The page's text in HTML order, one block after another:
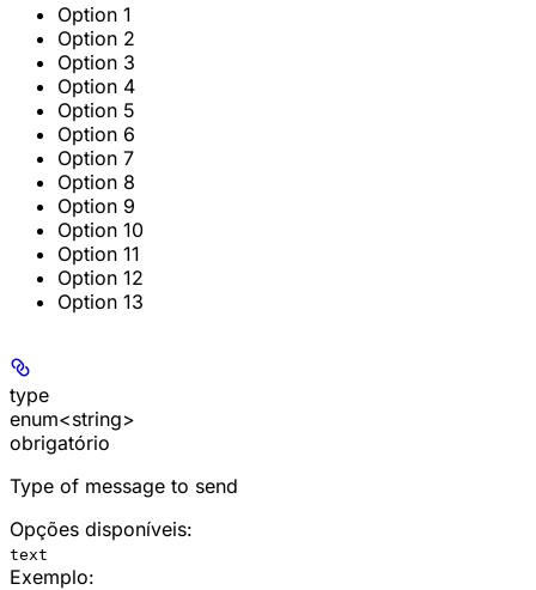
Option 1
Option 2
Option 3
Option 4
Option 5
Option 6
Option 7
Option 8
Option 9
Option 10
Option 11
Option 12
Option 13
type
enum<string>
obrigatório
Type of message to send
Opções disponíveis:
text
Exemplo: